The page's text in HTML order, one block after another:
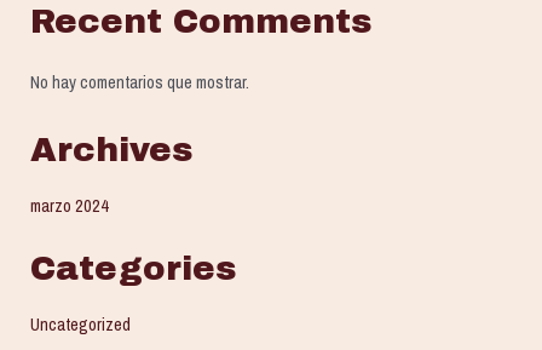
Recent Comments
No hay comentarios que mostrar.
Archives
marzo 2024
Categories
Uncategorized